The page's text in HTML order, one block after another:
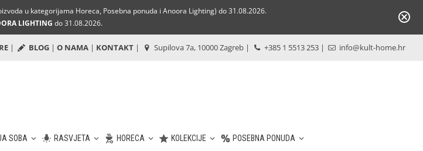
u kategorijama Horeca, Posebna ponuda i Anoora Lighting) do 31.08.2026.
LIGHTING do 31.08.2026.
| BLOG | O NAMA | KONTAKT | Supilova 7a, 10000 Zagreb | +385 1 5513 253 | info@kult-home.hr
SOBA RASVJETA HORECA KOLEKCIJE POSEBNA PONUDA